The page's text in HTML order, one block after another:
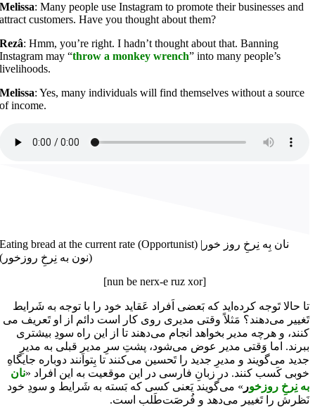
Melissa: Many people use Instagram to promote their businesses and
attract customers. Have you thought about them?
Rezâ: Hmm, you’re right. I hadn’t thought about that. Banning
Instagram may “throw a monkey wrench” into many people’s
livelihoods.
Melissa: Yes, many individuals will find themselves without a source
of income.
Eating bread at the current rate (Opportunist) |نان بِه نِرخِ روز خور
(نون به نِرخِ روز‌خور)
[nun be nerx-e ruz xor]
تا حالا تَوجه کرده‌اید که بَعضی اَفراد عَقاید خود را با توجه به شَرایط
تَغییر می‌دهند؟ مَثلاً وقتی مدیری روی کار است دائم از او تَعریف می­‌
کنند، و هرچه مدیر بخواهد انجام می­‌دهند تا از این راه سودِ بیشتری
ببرند. اما وَقتی مدیر عوض می‌شود، پشتِ سرِ مدیرِ قبلی به مدیرِ
جدید می­‌گویند و مدیرِ جدید را تَحسین می‌کنند تا بِتوانند دوباره جایگاهِ
خوبی کَسب کنند. در زبانِ فارسی در این موقعیت به این افراد «نان‌
به نِرخِ‌ روز‌خور » می‌گویند یَعنی کسی که بَسته به شَرایط و سودِ خود
نَظرش را تَغییر می‌دهد و فُرصَت‌طَلب است.